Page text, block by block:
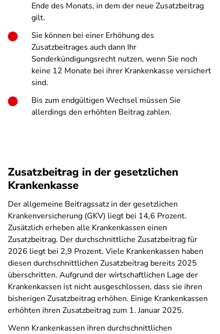
Ende des Monats, in dem der neue Zusatzbeitrag
gilt.
Sie können bei einer Erhöhung des
Zusatzbeitrages auch dann Ihr
Sonderkündigungsrecht nutzen, wenn Sie noch
keine 12 Monate bei ihrer Krankenkasse versichert
sind.
Bis zum endgültigen Wechsel müssen Sie
allerdings den erhöhten Beitrag zahlen.
Zusatzbeitrag in der gesetzlichen
Krankenkasse
Der allgemeine Beitragssatz in der gesetzlichen
Krankenversicherung (GKV) liegt bei 14,6 Prozent.
Zusätzlich erheben alle Krankenkassen einen
Zusatzbeitrag. Der durchschnittliche Zusatzbeitrag für
2026 liegt bei 2,9 Prozent. Viele Krankenkassen haben
diesen durchschnittlichen Zusatzbeitrag bereits 2025
überschritten. Aufgrund der wirtschaftlichen Lage der
Krankenkassen ist nicht ausgeschlossen, dass sie ihren
bisherigen Zusatzbeitrag erhöhen. Einige Krankenkassen
erhöhten ihren Zusatzbeitrag zum 1. Januar 2025.
Wenn Krankenkassen ihren durchschnittlichen